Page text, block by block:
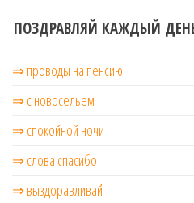
эротичные
сообщения!
ПОЗДРАВЛЯЙ КАЖДЫЙ
⇒ проводы на пенсию
⇒ с новосельем
⇒ cпокойной ночи
⇒ слова спасибо
⇒ выздоравливай